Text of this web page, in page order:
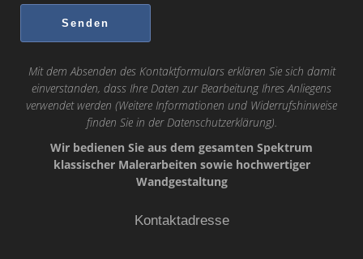
Mit dem Absenden des Kontaktformulars erklären Sie sich damit
einverstanden, dass Ihre Daten zur Bearbeitung Ihres Anliegens
verwendet werden (Weitere Informationen und Widerrufshinweise
finden Sie in der Datenschutzerklärung).
Wir bedienen Sie aus dem gesamten Spektrum
klassischer Malerarbeiten sowie hochwertiger
Wandgestaltung
Kontaktadresse